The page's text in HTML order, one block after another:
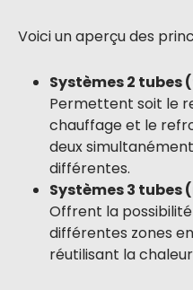
Voici un aperçu des
Systèmes 2 tubes
Permettent soit le
chauffage et le
deux
différentes.
Systèmes 3 tubes
Offrent la
différentes zones
réutilisant la